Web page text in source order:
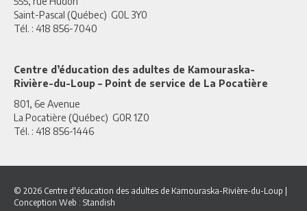
Saint-Pascal (Québec) G0L 3Y0
Tél. : 418 856-7040
Centre d’éducation des adultes de Kamouraska-
Rivière-du-Loup – Point de service de La Pocatière
801, 6e Avenue
La Pocatière (Québec) G0R 1Z0
Tél. : 418 856-1446
© 2026 Centre d'éducation des adultes de Kamouraska-Rivière-du-Loup
Conception Web : Standish